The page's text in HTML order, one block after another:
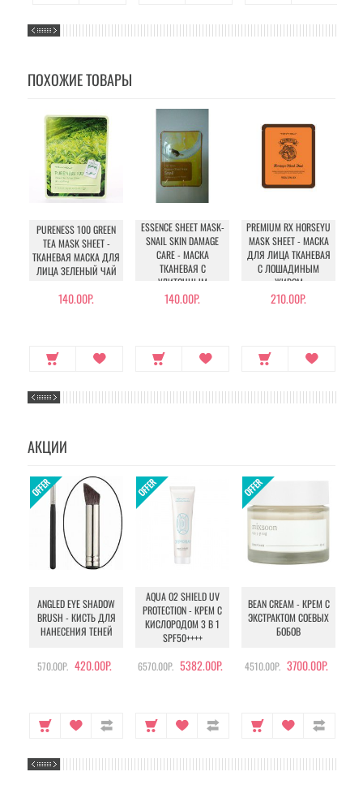
ПОХОЖИЕ ТОВАРЫ
PURENESS 100 GREEN
TEA MASK SHEET -
ТКАНЕВАЯ МАСКА ДЛЯ
ЛИЦА ЗЕЛЕНЫЙ ЧАЙ
140.00Р.
ESSENCE SHEET MASK-
SNAIL SKIN DAMAGE
CARE - МАСКА
ТКАНЕВАЯ С
УЛИТОЧНЫМ
МУЦИНОМ
140.00Р.
PREMIUM RX HORSEYU
MASK SHEET - МАСКА
ДЛЯ ЛИЦА ТКАНЕВАЯ
С ЛОШАДИНЫМ
ЖИРОМ
210.00Р.
АКЦИИ
ANGLED EYE SHADOW
BRUSH - КИСТЬ ДЛЯ
НАНЕСЕНИЯ ТЕНЕЙ
570.00Р. 420.00Р.
AQUA O2 SHIELD UV
PROTECTION - КРЕМ С
КИСЛОРОДОМ 3 В 1
SPF50++++
6570.00Р. 5382.00Р.
BEAN CREAM - КРЕМ С
ЭКСТРАКТОМ СОЕВЫХ
БОБОВ
4510.00Р. 3700.00Р.